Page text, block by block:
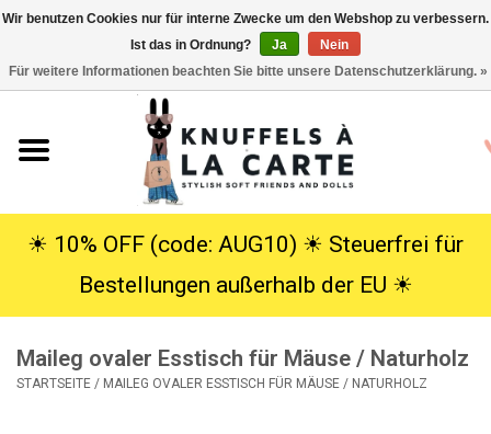
Kuscheltiere
SALE
☀︎ 10% OFF (code: AUG10) ☀︎ Steuerfrei für
Bestellungen außerhalb der EU ☀︎
Maileg ovaler Esstisch für Mäuse / Naturholz
STARTSEITE / MAILEG OVALER ESSTISCH FÜR MÄUSE / NATURHOLZ
Wir benutzen Cookies nur für interne Zwecke um den Webshop zu verbessern.
Ist das in Ordnung?
Ja
Nein
Für weitere Informationen beachten Sie bitte unsere Datenschutzerklärung. »